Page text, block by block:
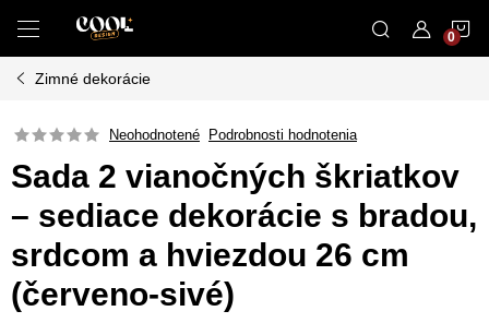
obsah
Zimné dekorácie
Neohodnotené Podrobnosti hodnotenia
Sada 2 vianočných škriatkov
– sediace dekorácie s bradou,
srdcom a hviezdou 26 cm
(červeno-sivé)